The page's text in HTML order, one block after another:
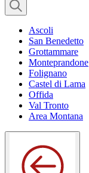
Ascoli
San Benedetto
Grottammare
Monteprandone
Folignano
Castel di Lama
Offida
Val Tronto
Area Montana